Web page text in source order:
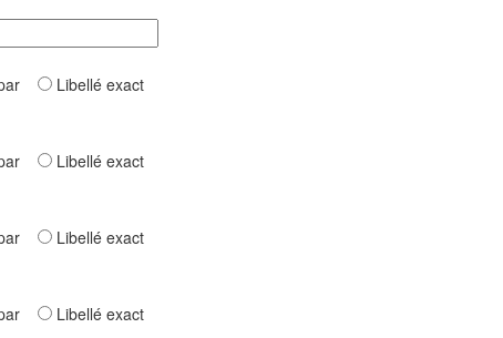
Libellé exact
Libellé exact
Libellé exact
Libellé exact